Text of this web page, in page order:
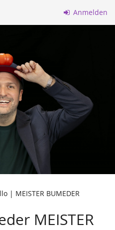
Anmelden
| MEISTER BUMEDER
MEISTER